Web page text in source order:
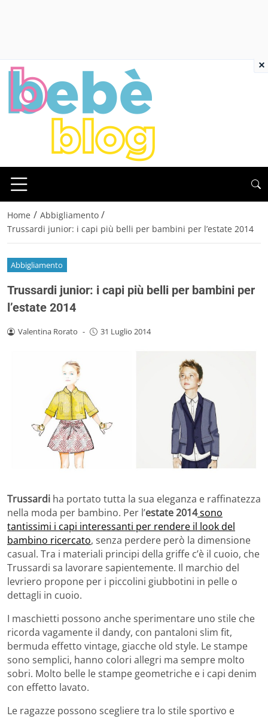
Home / Abbigliamento /
Trussardi junior: i capi più belli per bambini per l’estate 2014
Abbigliamento
Trussardi junior: i capi più belli per bambini per
l’estate 2014
Valentina Rorato - 31 Luglio 2014
Trussardi ha portato tutta la sua eleganza e raffinatezza
nella moda per bambino. Per l’estate 2014sono
tantissimi i capi interessanti per rendere il look del
bambino ricercato, senza perdere però la dimensione
casual. Tra i materiali principi della griffe c’è il cuoio, che
Trussardi sa lavorare sapientemente. Il marchio del
levriero propone per i piccolini giubbotini in pelle o
dettagli in cuoio.
I maschietti possono anche sperimentare uno stile che
ricorda vagamente il dandy, con pantaloni slim fit,
bermuda effetto vintage, giacche old style. Le stampe
sono semplici, hanno colori allegri ma sempre molto
sobri. Molto belle le stampe geometriche e i capi denim
con effetto lavato.
Le ragazze possono scegliere tra lo stile sportivo e
×